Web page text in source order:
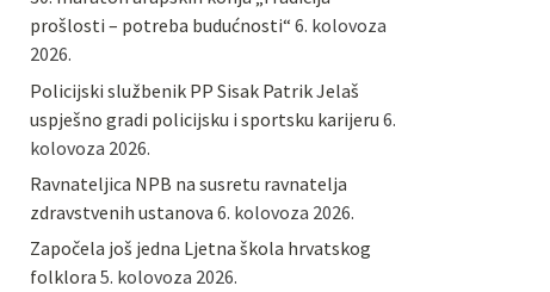
prošlosti – potreba budućnosti“ 6. kolovoza
2026.
Policijski službenik PP Sisak Patrik Jelaš
uspješno gradi policijsku i sportsku karijeru 6.
kolovoza 2026.
Ravnateljica NPB na susretu ravnatelja
zdravstvenih ustanova 6. kolovoza 2026.
Započela još jedna Ljetna škola hrvatskog
folklora 5. kolovoza 2026.